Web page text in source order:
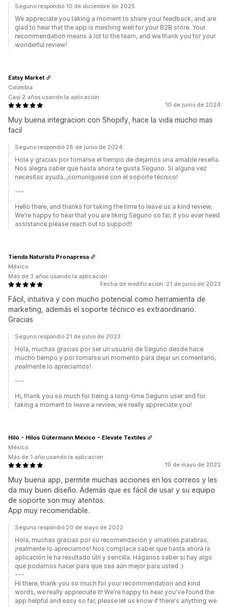
Seguno respondió 10 de diciembre de 2025
We appreciate you taking a moment to share your feedback, and are
glad to hear that the app is meshing well for your B2B store. Your
recommendation means a lot to the team, and we thank you for your
wonderful review!
10 de junio de 2024
Muy buena integracion con Shopify, hace la vida mucho mas
facil
Eatsy Market
Colombia
Casi 2 años usando la aplicación
Seguno respondió 28 de junio de 2024
Hola y gracias por tomarse el tiempo de dejarnos una amable reseña.
Nos alegra saber que hasta ahora te gusta Seguno. Si alguna vez
necesitas ayuda, ¡comuníquese con el soporte técnico!
---
Hello there, and thanks for taking the time to leave us a kind review.
We're happy to hear that you are liking Seguno so far, if you ever need
assistance please reach out to support!
Fecha de modificación: 21 de junio de 2023
Fácil, intuitiva y con mucho potencial como herramienta de
marketing, además el soporte técnico es extraordinario.
Gracias
Tienda Naturista Pronapresa
México
Más de 3 años usando la aplicación
Seguno respondió 21 de junio de 2023
Hola, muchas gracias por ser un usuario de Seguno desde hace
mucho tiempo y por tomarse un momento para dejar un comentario,
¡realmente lo apreciamos!
---
Hi, thank you so much for being a long-time Seguno user and for
taking a moment to leave a review, we really appreciate you!
19 de mayo de 2022
Muy buena app, permite muchas acciones en los correos y les
da muy buen diseño. Además que es fácil de usar y su equipo
de soporte son muy atentos.
App muy recomendable.
Hilo - Hilos Gütermann México - Elevate Textiles
México
Más de 1 año usando la aplicación
Seguno respondió 20 de mayo de 2022
Hola, muchas gracias por su recomendación y amables palabras,
¡realmente lo apreciamos! Nos complace saber que hasta ahora la
aplicación le ha resultado útil y sencilla. Háganos saber si hay algo
que podamos hacer para que sea aún mejor para usted :)
---
Hi there, thank you so much for your recommendation and kind
words, we really appreciate it! We're happy to hear you've found the
app helpful and easy so far, please let us know if there's anything we